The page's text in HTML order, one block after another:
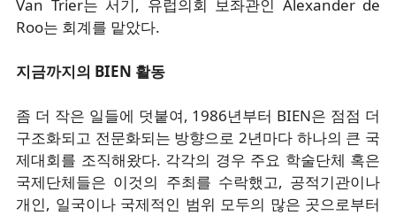
Van Trier는 서기, 유럽의회 보좌관인 Alexander de
Roo는 회계를 맡았다.
지금까지의 BIEN 활동
좀 더 작은 일들에 덧붙여, 1986년부터 BIEN은 점점 더
구조화되고 전문화되는 방향으로 2년마다 하나의 큰 국
제대회를 조직해왔다. 각각의 경우 주요 학술단체 혹은
국제단체들은 이것의 주최를 수락했고, 공적기관이나
개인, 일국이나 국제적인 범위 모두의 많은 곳으로부터